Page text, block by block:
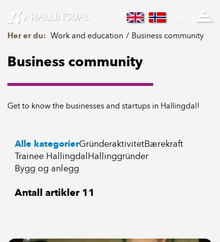
Her er du: Work and education Business community
Business community
Get to know the businesses and startups in Hallingdal!
Alle kategorierGründeraktivitetBærekraft
Trainee Hallingdal Hallinggründer
Bygg og anlegg
Antall artikler 11